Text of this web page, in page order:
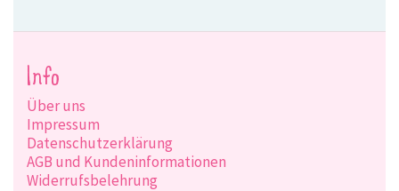
Info
Über uns
Impressum
Datenschutzerklärung
AGB und Kundeninformationen
Widerrufsbelehrung